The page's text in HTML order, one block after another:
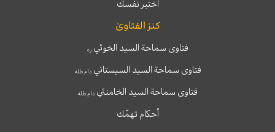
اختبر نفسك
كنز الفتاوىٰ
فتاوى سماحة السيد الخوئيره
فتاوى سماحة السيد السيستانيدام ظله
فتاوى سماحة السيد الخامنئي دام ظله
أحكام تهمّك